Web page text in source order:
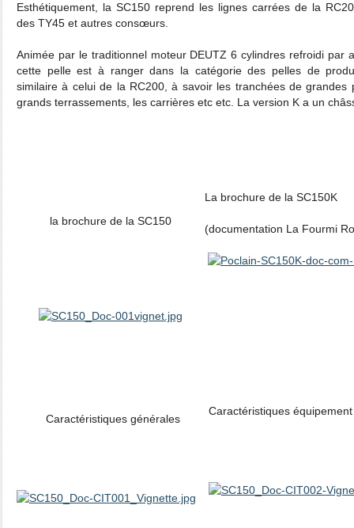
Esthétiquement, la SC150 reprend les lignes carrées de la
des TY45 et autres consœurs.
Animée par le traditionnel moteur DEUTZ 6 cylindres refroidi par
cette pelle est à ranger dans la catégorie des pelles de
similaire à celui de la RC200, à savoir les tranchées de grandes
grands terrassements, les carrières etc etc. La version K a un
la brochure de la SC150
La brochure de la SC150K
(documentation La Fourmi
Caractéristiques générales
Caractéristiques